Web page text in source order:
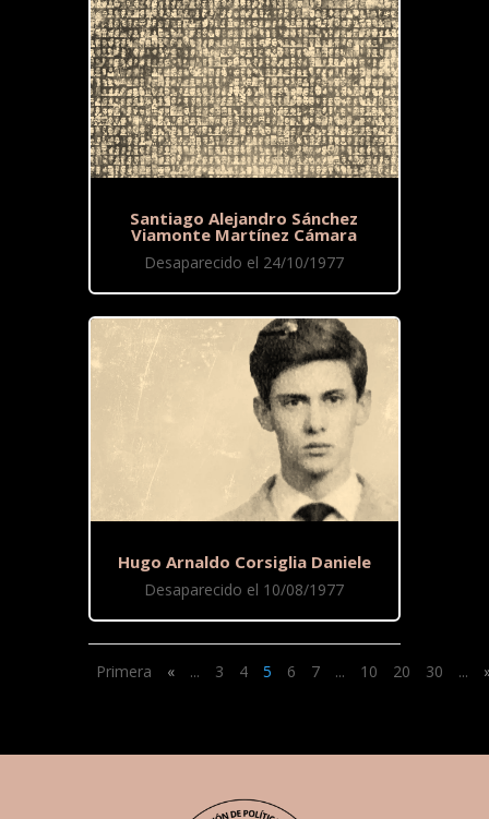
Santiago Alejandro Sánchez
Viamonte Martínez Cámara
Desaparecido el 24/10/1977
Hugo Arnaldo Corsiglia Daniele
Desaparecido el 10/08/1977
Primera « ... 3 4 5 6 7 ... 10 20 30 ...